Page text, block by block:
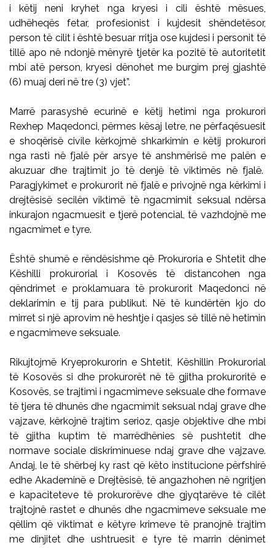
i këtij neni kryhet nga kryesi i cili është mësues,
udhëheqës fetar, profesionist i kujdesit shëndetësor,
person të cilit i është besuar rritja ose kujdesi i personit të
tillë apo në ndonjë mënyrë tjetër ka pozitë të autoritetit
mbi atë person, kryesi dënohet me burgim prej gjashtë
(6) muaj deri në tre (3) vjet”.
Marrë parasyshë ecurinë e këtij hetimi nga prokurori
Rexhep Maqedonci, përmes kësaj letre, ne përfaqësuesit
e shoqërisë civile kërkojmë shkarkimin e këtij prokurori
nga rasti në fjalë për arsye të anshmërisë me palën e
akuzuar dhe trajtimit jo të denjë të viktimës në fjalë.
Paragjykimet e prokurorit në fjalë e privojnë nga kërkimi i
drejtësisë secilën viktimë të ngacmimit seksual ndërsa
inkurajon ngacmuesit e tjerë potencial, të vazhdojnë me
ngacmimet e tyre.
Është shumë e rëndësishme që Prokuroria e Shtetit dhe
Këshilli prokurorial i Kosovës të distancohen nga
qëndrimet e proklamuara të prokurorit Maqedonci në
deklarimin e tij para publikut. Në të kundërtën kjo do
mirret si një aprovim në heshtje i qasjes së tillë në hetimin
e ngacmimeve seksuale.
Rikujtojmë Kryeprokurorin e Shtetit, Këshillin Prokurorial
të Kosovës si dhe prokurorët në të gjitha prokuroritë e
Kosovës, se trajtimi i ngacmimeve seksuale dhe formave
të tjera të dhunës dhe ngacmimit seksual ndaj grave dhe
vajzave, kërkojnë trajtim serioz, qasje objektive dhe mbi
të gjitha kuptim të marrëdhënies së pushtetit dhe
normave sociale diskriminuese ndaj grave dhe vajzave.
Andaj, le të shërbej ky rast që këto institucione përfshirë
edhe Akademinë e Drejtësisë, të angazhohen në ngritjen
e kapaciteteve të prokurorëve dhe gjyqtarëve të cilët
trajtojnë rastet e dhunës dhe ngacmimeve seksuale me
qëllim që viktimat e këtyre krimeve të pranojnë trajtim
me dinjitet dhe ushtruesit e tyre të marrin dënimet